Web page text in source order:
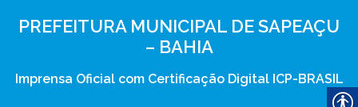
PREFEITURA MUNICIPAL DE SAPEAÇU
– BAHIA
Imprensa Oficial com Certificação Digital ICP-BRASIL